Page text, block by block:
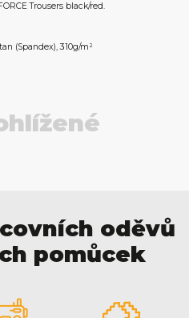
Trousers black/red.
(Spandex), 310g/m²
oděvů
pomůcek